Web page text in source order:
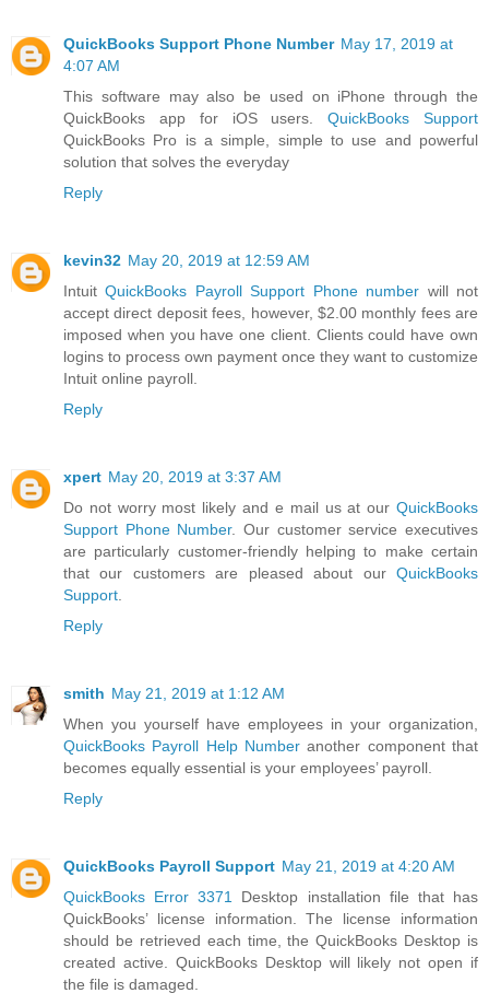
QuickBooks Support Phone Number May 17, 2019 at
4:07 AM
This software may also be used on iPhone through the
QuickBooks app for iOS users.QuickBooks Support
QuickBooks Pro is a simple, simple to use and powerful
solution that solves the everyday
Reply
kevin32 May 20, 2019 at 12:59 AM
IntuitQuickBooks Payroll Support Phone number will not
accept direct deposit fees, however, $2.00 monthly fees are
imposed when you have one client. Clients could have own
logins to process own payment once they want to customize
Intuit online payroll.
Reply
xpert May 20, 2019 at 3:37 AM
Do not worry most likely and e mail us at our QuickBooks
Support Phone Number. Our customer service executives
are particularly customer-friendly helping to make certain
that our customers are pleased about our QuickBooks
Support
Reply
smith May 21, 2019 at 1:12 AM
When you yourself have employees in your organization,
QuickBooks Payroll Help Number another component that
becomes equally essential is your employees’ payroll.
Reply
QuickBooks Payroll Support May 21, 2019 at 4:20 AM
QuickBooks Error 3371
Desktop installation file that has
QuickBooks’ license information. The license information
should be retrieved each time, the QuickBooks Desktop is
created active. QuickBooks Desktop will likely not open if
the file is damaged.